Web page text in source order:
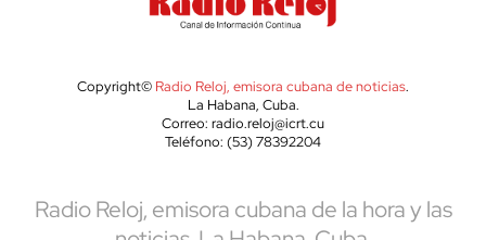
Copyright© Radio Reloj, emisora cubana de noticias.
La Habana, Cuba.
Correo: radio.reloj@icrt.cu
Teléfono: (53) 78392204
Radio Reloj, emisora cubana de la hora y las